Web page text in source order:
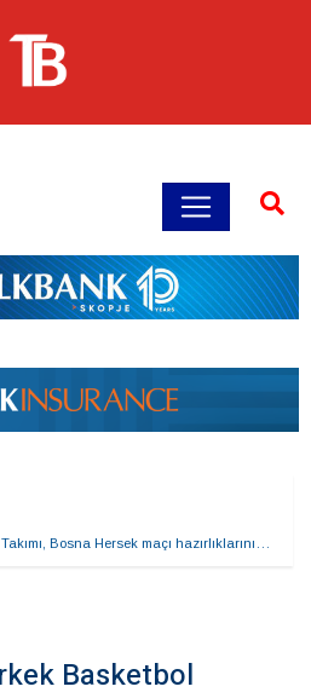
Bosna Hersek maçı hazırlıklarını…
Basketbol